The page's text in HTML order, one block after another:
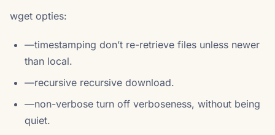
wget opties:
—timestamping don’t re-retrieve files unless newer
than local.
—recursive recursive download.
—non-verbose turn off verboseness, without being
quiet.